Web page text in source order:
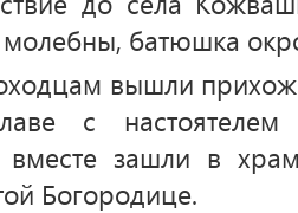
батюшка
вышли
с
зашли в
Богородице.